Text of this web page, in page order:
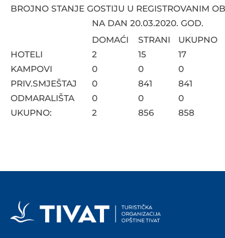
BROJNO STANJE GOSTIJU U REGISTROVANIM
NA DAN 20.03.2020. GOD.
DOMAĆI
STRANI
UKUPNO
HOTELI
2 15
17
KAMPOVI
0 0
0
PRIV.SMJEŠTAJ
0 841
841
ODMARALIŠTA
0 0
0
UKUPNO:
2 856 858